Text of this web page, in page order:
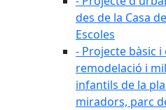
des de la Casa
Escoles
- Projecte bàsic
remodelació i
infantils de la
miradors, parc